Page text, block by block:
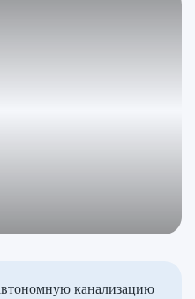
канализацию